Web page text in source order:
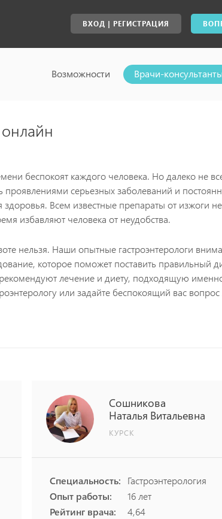
ВХОД | РЕГИСТРАЦИЯ
Возможности Врачи-консультанты
онлайн
беспокоят каждого человека. Но далеко не
серьезных заболеваний и
Всем известные препараты от изжоги
избавляют человека от неудобства.
нельзя. Наши опытные гастроэнтерологи
которое поможет поставить правильный
лечение и диету, подходящую
или задайте беспокоящий вас
Сошникова
Наталья Витальевна
КУРСК
Специальность:
Гастроэнтерология
Опыт работы:
16 лет
Рейтинг врача:
4,64